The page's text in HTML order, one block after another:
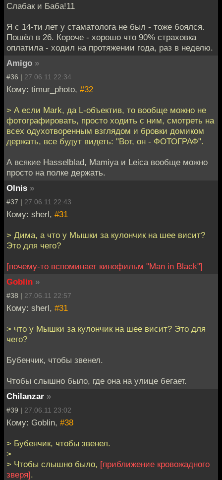
Слабак и Баба!11
Я с 14-ти лет у стаматолога не был - тоже боялся.
Пошёл в 26. Короче - хорошо что 90% страховка
оплатила - ходил на протяжении года, раз в неделю.
Amigo »
#36 | 27.06.11 22:34
Кому: timur_photo, #32
> А если Mark, да L-объектив, то вообще можно не
фотографировать, просто ходить с ним, смотреть на
всех одухотворенным взглядом и бровки домиком
держать, все будут видеть: "Вот, он - ФОТОГРАФ".
А всякие Hasselblad, Mamiya и Leica вообще можно
просто на полке держать.
Olnis »
#37 | 27.06.11 22:43
Кому: sherl, #31
> Дима, а что у Мышки за кулончик на шее висит?
Это для чего?
[почему-то вспоминает кинофильм "Man in Black"]
Goblin »
#38 | 27.06.11 22:57
Кому: sherl, #31
> что у Мышки за кулончик на шее висит? Это для
чего?
Бубенчик, чтобы звенел.
Чтобы слышно было, где она на улице бегает.
Chilanzar »
#39 | 27.06.11 23:02
Кому: Goblin, #38
> Бубенчик, чтобы звенел.
>
> Чтобы слышно было, [приближение кровожадного
зверя].